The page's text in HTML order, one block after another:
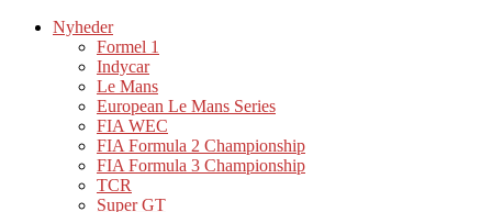
Nyheder
Formel 1
Indycar
Le Mans
European Le Mans Series
FIA WEC
FIA Formula 2 Championship
FIA Formula 3 Championship
TCR
Super GT